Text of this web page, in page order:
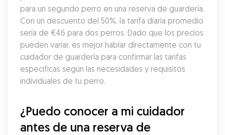
para un segundo perro en una reserva de guardería.
Con un descuento del 50%, la tarifa diaria promedio
sería de €46 para dos perros. Dado que los precios
pueden variar, es mejor hablar directamente con tu
cuidador de guardería para confirmar las tarifas
específicas según las necesidades y requisitos
individuales de tu perro.
¿Puedo conocer a mi cuidador
antes de una reserva de